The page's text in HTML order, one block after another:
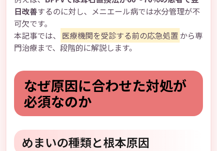
日改善するのに対し、メニエール病では水分管理が不
可欠です。
本記事では、
医療機関を受診する前の応急処置 から専
門治療まで、段階的に解説します。
なぜ原因に合わせた対処が
必須なのか
めまいの種類と根本原因